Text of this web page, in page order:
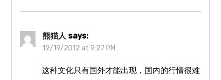
熊猫人 says:
12/19/2012 at 9:27 PM
这种文化只有国外才能出现，国内的行情很难